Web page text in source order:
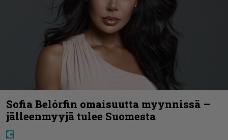
Sofia Belórfin omaisuutta myynnissä –
jälleenmyyjä tulee Suomesta